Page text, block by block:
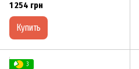
1 254 грн
Купить
3